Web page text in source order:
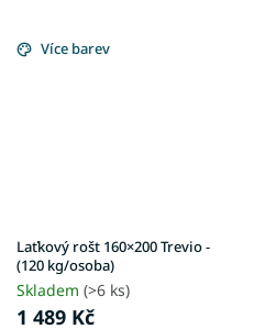
Více barev
Laťkový rošt 160×200 Trevio -
(120 kg/osoba)
Skladem (>6 ks)
1 489 Kč